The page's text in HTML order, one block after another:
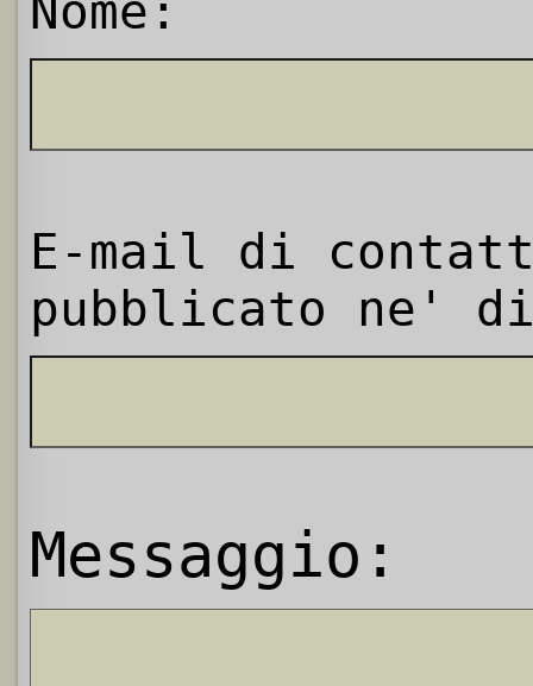
Nome:
E-mail di
pubblicato ne'
Messaggio: